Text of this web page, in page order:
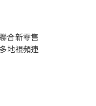
合新零售
地視頻連